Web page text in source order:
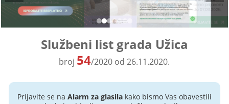
Službeni list grada Užica
broj 54/2020 od 26.11.2020.
Prijavite se na Alarm za glasilakako bismo Vas obavestili